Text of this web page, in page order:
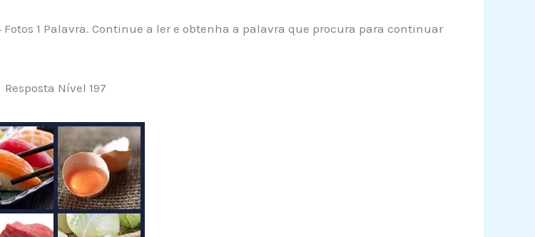
1 Palavra. Continue a ler e obtenha a palavra que procura para continuar
Resposta Nível 197